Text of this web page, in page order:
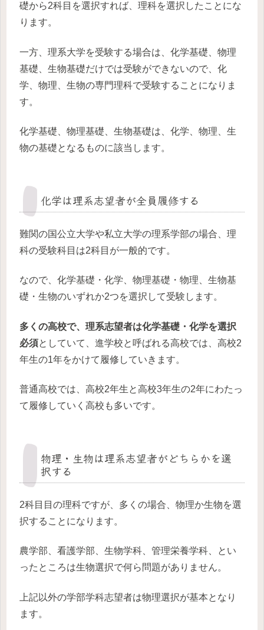
礎から2科目を選択すれば、理科を選択したことにな
ります。
一方、理系大学を受験する場合は、化学基礎、物理
基礎、生物基礎だけでは受験ができないので、化
学、物理、生物の専門理科で受験することになりま
す。
化学基礎、物理基礎、生物基礎は、化学、物理、生
物の基礎となるものに該当します。
化学は理系志望者が全員履修する
難関の国公立大学や私立大学の理系学部の場合、理
科の受験科目は2科目が一般的です。
なので、化学基礎・化学、物理基礎・物理、生物基
礎・生物のいずれか2つを選択して受験します。
多くの高校で、理系志望者は化学基礎・化学を選択
必須としていて、進学校と呼ばれる高校では、高校2
年生の1年をかけて履修していきます。
普通高校では、高校2年生と高校3年生の2年にわたっ
て履修していく高校も多いです。
物理・生物は理系志望者がどちらかを選
択する
2科目目の理科ですが、多くの場合、物理か生物を選
択することになります。
農学部、看護学部、生物学科、管理栄養学科、とい
ったところは生物選択で何ら問題がありません。
上記以外の学部学科志望者は物理選択が基本となり
ます。